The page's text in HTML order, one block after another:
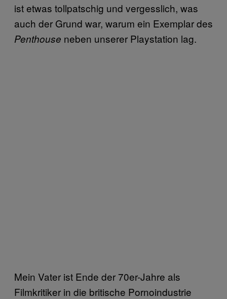
ist etwas tollpatschig und vergesslich, was
auch der Grund war, warum ein Exemplar des
Penthouse neben unserer Playstation lag.
Mein Vater ist Ende der 70er-Jahre als
Filmkritiker in die britische Pornoindustrie